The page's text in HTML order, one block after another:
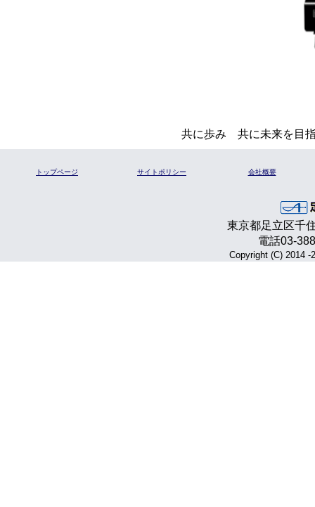
共に歩み 共に未来を目指す 【情報
トップページ サイトポリシー 会社概要
東京都足立区千
電話03-
Copyright (C) 2014